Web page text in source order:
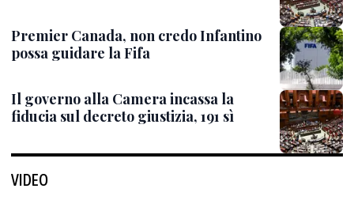
Premier Canada, non credo Infantino
possa guidare la Fifa
Il governo alla Camera incassa la
fiducia sul decreto giustizia, 191 sì
VIDEO